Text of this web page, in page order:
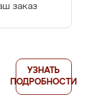
заказ
УЗНАТЬ
ПОДРОБНОСТИ